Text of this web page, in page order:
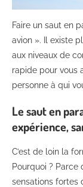
Faire un saut en
avion ». Il existe
aux niveaux de
rapide pour vous
personne à qui
Le saut en
expérience,
C’est de loin la
Pourquoi ?
sensations fortes